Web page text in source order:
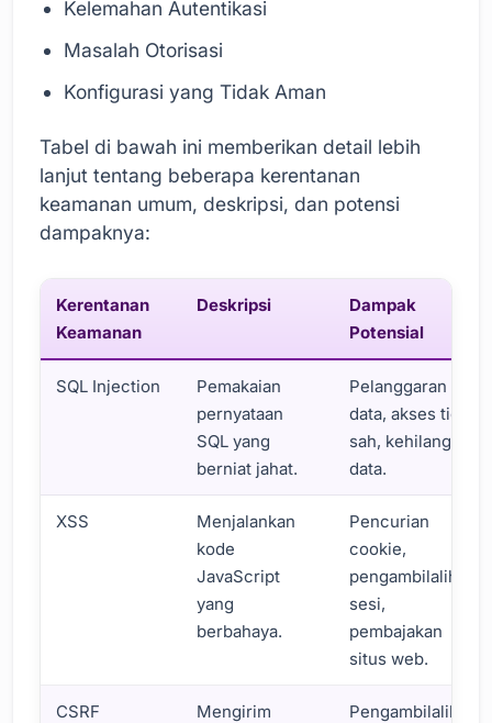
Kelemahan Autentikasi
Masalah Otorisasi
Konfigurasi yang Tidak Aman
Tabel di bawah ini memberikan detail lebih
lanjut tentang beberapa kerentanan
keamanan umum, deskripsi, dan potensi
dampaknya:
Kerentanan
Keamanan
Deskripsi
Dampak
Potensial
SQL Injection
Pemakaian
pernyataan
SQL yang
berniat jahat.
Pelanggaran
data, akses tidak
sah, kehilangan
data.
XSS
Menjalankan
kode
JavaScript
yang
berbahaya.
Pencurian
cookie,
pengambilalihan
sesi,
pembajakan
situs web.
CSRF
Mengirim
Pengambilalihan